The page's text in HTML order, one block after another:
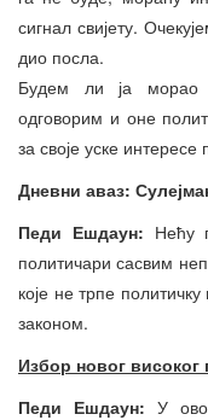
сигнал свијету.
дио посла.
Будем ли ја морао
одговорим и оне
за своје уске
Дневни аваз:
Педи Ешдаун: Нећу
политичари сасвим
које не трпе
законом.
Избор новог високог
Педи Ешдаун: У